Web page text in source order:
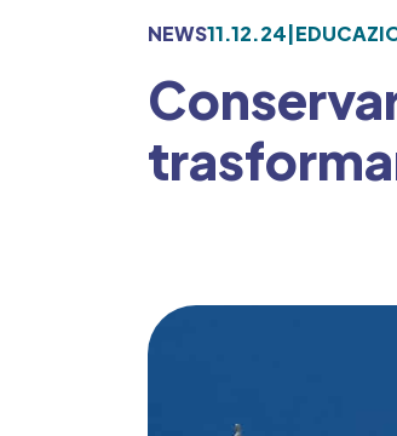
NEWS11.12.24